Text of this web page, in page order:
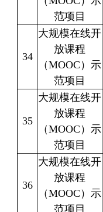
范项目
34
大规模在线开
放课程
（MOOC ）示
范项目
35
大规模在线开
放课程
（MOOC ）示
范项目
36
大规模在线开
放课程
（MOOC ）示
范项目